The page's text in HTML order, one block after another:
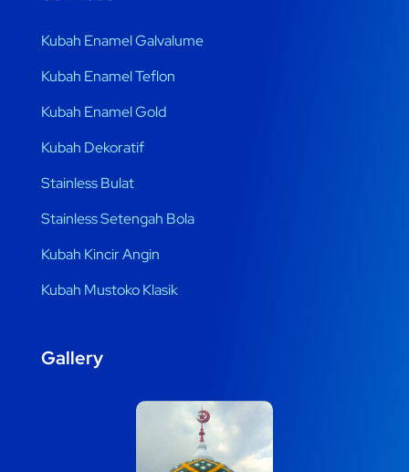
Kubah Enamel Galvalume
Kubah Enamel Teflon
Kubah Enamel Gold
Kubah Dekoratif
Stainless Bulat
Stainless Setengah Bola
Kubah Kincir Angin
Kubah Mustoko Klasik
Gallery